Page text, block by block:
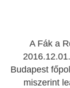
A Fák a
Budapest
miszerint